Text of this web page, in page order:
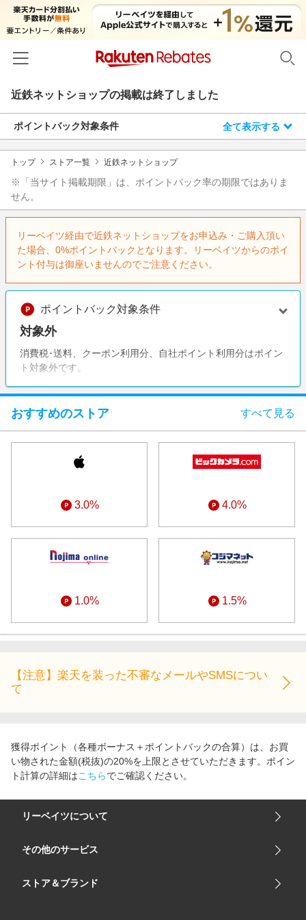
ホーム
カテゴリー一覧
百貨店・総合ECモール
ファッション・インナー・小物
食品・スイーツ・お酒
コスメ・健康・医薬品
キッズ・ベビー用品
家電・PC・スマホ・カメラ
エンタメ
スポーツ・アウトドア・ゴルフ
インテリア・寝具
旅行・レジャー・ホテル予約
イベント一覧
リーベイツ注目ストア
初回購入者限定特典
対象ストア新規限定特典
新着ストアのご紹介
楽天ペイ導入ストア
楽天サービス特集
わくわく夏特集
とことん買い物チャレンジ
Apple公式サイト×楽天カード分割払い
Samsung ボーナスキャンペーン
ヘルプ
友達紹介
楽天IDでログイン/会員登録
近鉄ネットショップの掲載は終了しました
ポイントバック対象条件 全て表示する
トップ ストア一覧 近鉄ネットショップ
※「当サイト掲載期限」は、ポイントバック率の期限ではありま
せん。
リーベイツ経由で近鉄ネットショップをお申込み・ご購入頂い
た場合、0%ポイントバックとなります。リーベイツからのポイ
ント付与は御座いませんのでご注意ください。
ポイントバック対象条件
対象外
消費税･送料、クーポン利用分、自社ポイント利用分はポイン
ト対象外です。
おすすめのストア すべて見る
3.0% 4.0%
1.0% 1.5%
【注意】楽天を装った不審なメールやSMSについ
て
獲得ポイント（各種ボーナス＋ポイントバックの合算）は、お買
い物された金額(税抜)の20%を上限とさせていただきます。ポイン
ト計算の詳細はこちらでご確認ください。
リーベイツについて
会社概要
サイトマップ
その他のサービス
楽天市場
ストア＆ブランド